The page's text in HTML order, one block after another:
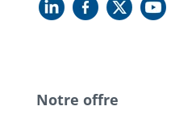
Notre offre